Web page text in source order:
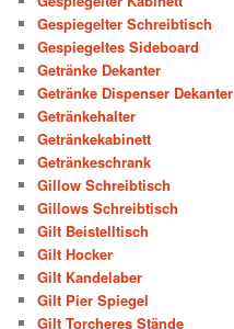
Gespiegelter Schreibtisch
Gespiegeltes Sideboard
Getränke Dekanter
Getränke Dispenser Dekanter
Getränkehalter
Getränkekabinett
Getränkeschrank
Gillow Schreibtisch
Gillows Schreibtisch
Gilt Beistelltisch
Gilt Hocker
Gilt Kandelaber
Gilt Pier Spiegel
Gilt Torcheres Stände